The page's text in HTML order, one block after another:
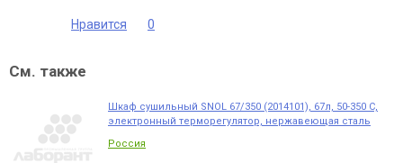
Нравится 0
См. также
Шкаф сушильный SNOL 67/350 (2014101), 67л, 50-350 С,
электронный терморегулятор, нержавеющая сталь
Россия